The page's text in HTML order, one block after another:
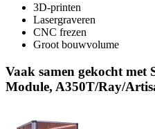
3D-printen
Lasergraveren
CNC frezen
Groot bouwvolume
Vaak samen gekocht met
Module, A350T/Ray/